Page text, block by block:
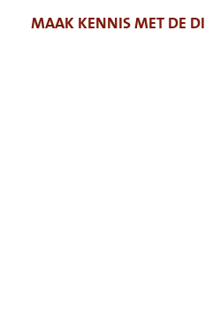
MAAK KENNIS MET DE